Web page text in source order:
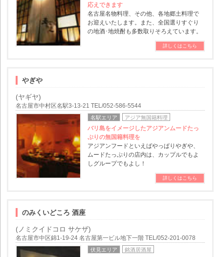
応えできます
名古屋名物料理、その他、各地郷土料理で
お迎えいたします。また、全国選りすぐり
の地酒･地焼酎も多数取りそろえています。
詳しくはこちら
やぎや
(ヤギヤ)
名古屋市中村区名駅3-13-21 TEL/052-586-5544
名駅エリア アジア無国籍料理
バリ島をイメージしたアジアンムードたっ
ぷりの無国籍料理を
アジアンフードといえばやっぱりやぎや、
ムードたっぷりの店内は、カップルでもよ
しグループでもよし！
詳しくはこちら
のみくいどころ 酒座
(ノミクイドコロ サケザ)
名古屋市中区錦1-19-24 名古屋第一ビル地下一階 TEL/052-201-0078
伏見エリア 銘酒居酒屋